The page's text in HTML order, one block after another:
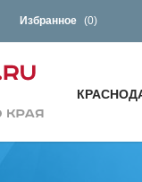
Избранное (0)